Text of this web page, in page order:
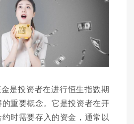
是投资者在进行恒生指数期
重要概念。它是投资者在开
时需要存入的资金，通常以